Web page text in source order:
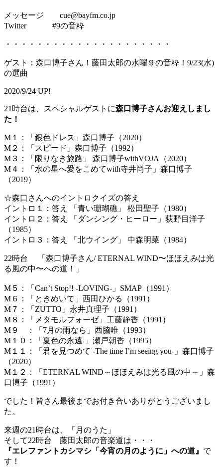
メッセージ cue@bayfm.co.jp
Twitter #9の音粋
・・・・・・・・・・・・・・・・・・・・・
ゲスト：森口博子さん！藤田太郎の水曜９の音粋！9/23(水)
の選曲
2020/9/24 UP!
21時台は、スペシャルゲストに森口博子さんお迎えしまし
た！
M１：「銀色ドレス」森口博子（2020）
M２：「スピード」森口博子（1992）
M３：「限りなき旅路」 森口博子withVOJA（2020）
M４：「水の星へ愛をこめてwith寺井尚子」森口博子
（2019）
☆森口さんへのイントロクイズの答え
イントロ１：答え 「青い珊瑚礁」 松田聖子（1980）
イントロ２：答え 「ダンシング・ヒーロー」荻野目洋子
（1985）
イントロ３：答え 「北ウイング」 中森明菜（1984）
22時台 「森口博子さん/ ETERNAL WIND〜ほほえみは光
る風の中〜への道！」
M５：「Can’t Stop!! -LOVING-」SMAP（1991）
M６：「ときめいて」西田ひかる（1991）
M７：「ZUTTO」永井真理子（1991）
M８：「メタモルフォーゼ」工藤静香（1991）
M９ ：「7月の雨なら」西脇唯（1993）
M１０：「夏色の永遠 」瀬戸朝香（1995）
M１１：「君を見つめて -The time I’m seeing you-」森口博子
（2020）
M１２：「ETERNAL WIND～ほほえみは光る風の中～」森
口博子（1991）
でした！皆さん最後までお付き合いありがとうございまし
た。
来週の21時台は、「月のうた」
そして22時台 藤田太郎の音楽道は・・・
『エレファントカシマシ「今宵の月のように」への道』 で
す！